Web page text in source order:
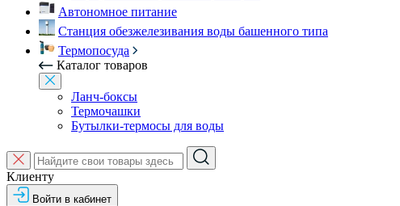
Автономное питание
Станция обезжелезивания воды башенного типа
Термопосуда
Каталог товаров
Ланч-боксы
Термочашки
Бутылки-термосы для воды
Клиенту
Войти в кабинет